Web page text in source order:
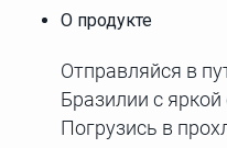
О продукте
Отправляйся в
Бразилии с яркой
Погрузись в